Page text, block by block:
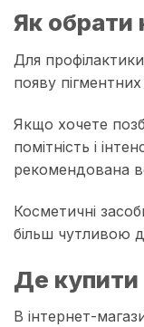
Як обрати
Для
появу
Якщо хочете
помітність і
рекомендована
Косметичні
більш чутливою
Де купити
В інтернет-